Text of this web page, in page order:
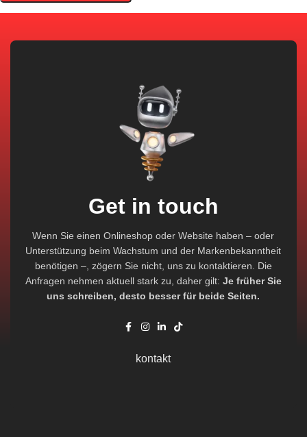
Get in touch
Wenn Sie einen Onlineshop oder Website haben – oder
Unterstützung beim Wachstum und der Markenbekanntheit
benötigen –, zögern Sie nicht, uns zu kontaktieren. Die
Anfragen nehmen aktuell stark zu, daher gilt: Je früher Sie
uns schreiben, desto besser für beide Seiten.
kontakt